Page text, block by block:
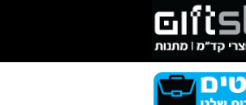
למנהלים, מוצרי קד"מ לילדים,